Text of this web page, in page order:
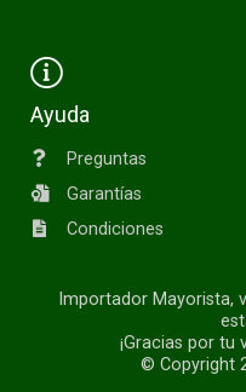
Ayuda
Preguntas
Garantías
Condiciones
Importador Mayorista,
¡Gracias por tu
© Copyright